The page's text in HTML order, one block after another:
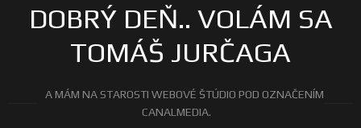
DOBRÝ DEŇ.. VOLÁM SA
TOMÁŠ JURČAGA
A MÁM NA STAROSTI WEBOVÉ ŠTÚDIO POD OZNAČENÍM
CANALMEDIA.